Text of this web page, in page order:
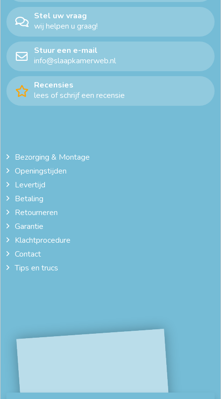
Stel uw vraag
wij helpen u graag!
Stuur een e-mail
info@slaapkamerweb.nl
Recensies
lees of schrijf een recensie
Bezorging & Montage
Openingstijden
Levertijd
Betaling
Retourneren
Garantie
Klachtprocedure
Contact
Tips en trucs